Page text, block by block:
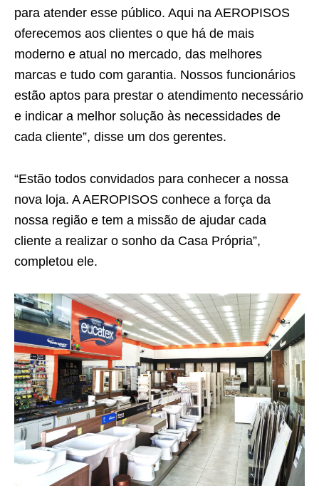
para atender esse público. Aqui na AEROPISOS
oferecemos aos clientes o que há de mais
moderno e atual no mercado, das melhores
marcas e tudo com garantia. Nossos funcionários
estão aptos para prestar o atendimento necessário
e indicar a melhor solução às necessidades de
cada cliente”, disse um dos gerentes.
“Estão todos convidados para conhecer a nossa
nova loja. A AEROPISOS conhece a força da
nossa região e tem a missão de ajudar cada
cliente a realizar o sonho da Casa Própria”,
completou ele.